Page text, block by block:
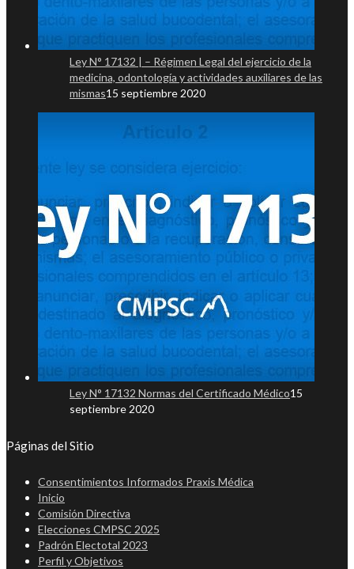
Ley N° 17132 | – Régimen Legal del ejercicio de la
medicina, odontología y actividades auxiliares de las
mismas15 septiembre 2020
Ley N° 17132 Normas del Certificado Médico15
septiembre 2020
Páginas del Sitio
Consentimientos Informados Praxis Médica
Inicio
Comisión Directiva
Elecciones CMPSC 2025
Padrón Electotal 2023
Perfil y Objetivos